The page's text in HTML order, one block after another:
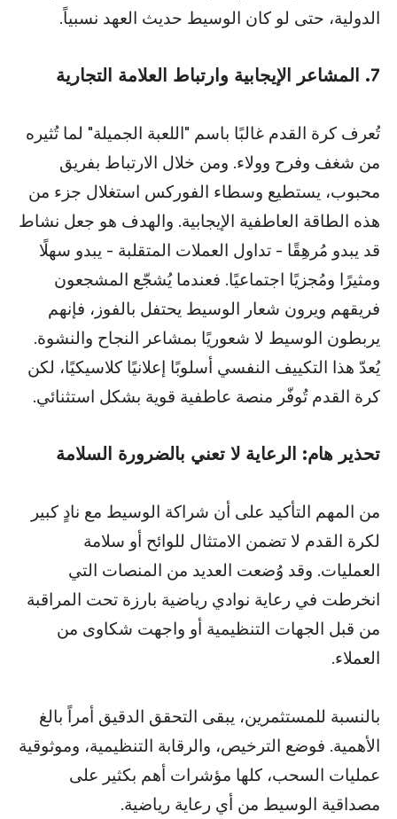
الدولية، حتى لو كان الوسيط حديث العهد نسبياً.
7. المشاعر الإيجابية وارتباط العلامة التجارية
تُعرف كرة القدم غالبًا باسم "اللعبة الجميلة" لما تُثيره
من شغف وفرح وولاء. ومن خلال الارتباط بفريق
محبوب، يستطيع وسطاء الفوركس استغلال جزء من
هذه الطاقة العاطفية الإيجابية. والهدف هو جعل نشاط
قد يبدو مُرهِقًا - تداول العملات المتقلبة - يبدو سهلًا
ومثيرًا ومُجزيًا اجتماعيًا. فعندما يُشجّع المشجعون
فريقهم ويرون شعار الوسيط يحتفل بالفوز، فإنهم
يربطون الوسيط لا شعوريًا بمشاعر النجاح والنشوة.
يُعدّ هذا التكييف النفسي أسلوبًا إعلانيًا كلاسيكيًا، لكن
كرة القدم تُوفّر منصة عاطفية قوية بشكل استثنائي.
تحذير هام: الرعاية لا تعني بالضرورة السلامة
من المهم التأكيد على أن شراكة الوسيط مع نادٍ كبير
لكرة القدم لا تضمن الامتثال للوائح أو سلامة
العمليات. وقد وُضعت العديد من المنصات التي
انخرطت في رعاية نوادي رياضية بارزة تحت المراقبة
من قبل الجهات التنظيمية أو واجهت شكاوى من
العملاء.
بالنسبة للمستثمرين، يبقى التحقق الدقيق أمراً بالغ
الأهمية. فوضع الترخيص، والرقابة التنظيمية، وموثوقية
عمليات السحب، كلها مؤشرات أهم بكثير على
مصداقية الوسيط من أي رعاية رياضية.